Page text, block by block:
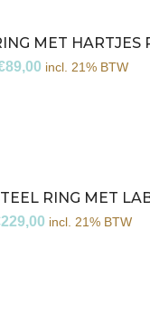
MET HARTJES
89,00 incl. 21% BTW
RING MET
229,00 incl. 21% BTW